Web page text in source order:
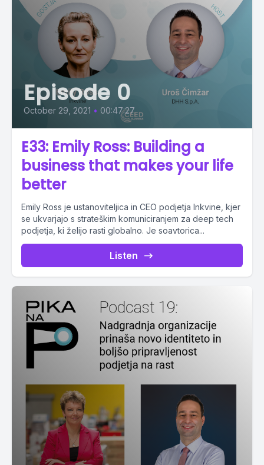
Episode 0
October 29, 2021 • 00:47:27
E33: Emily Ross: Building a
business that makes your life
better
Emily Ross je ustanoviteljica in CEO podjetja Inkvine, kjer
se ukvarjajo s strateškim komuniciranjem za deep tech
podjetja, ki želijo rasti globalno. Je soavtorica...
Listen